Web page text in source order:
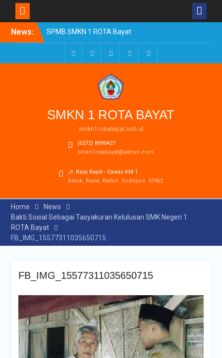
News:
SPMB SMKN 1 ROTA Bayat
Tahun Ajaran 2026/2027
Resmi Dibuka
Pengumuman Kelulusan
Tahun Ajaran 2025-2026
Realisasi Dana BOSP
Reguler Tahap 1 Tahun
FacebookTwitterLinkedInYoutubeInstagram
SMKN 1 ROTA BAYAT
smkn1-rotabayat.sch.id
(0272) 8990427
smkn1rotabayat@yahoo.com
Jl. Raya Bayat - Cawas KM.1
Beluk, Bayat, Klaten. Kodepos: 57462
Home
News
Bakti Sosial Sebagai Tasyakuran Kelulusan SMK Negeri 1
ROTA Bayat
FB_IMG_15577311035650715
FB_IMG_15577311035650715